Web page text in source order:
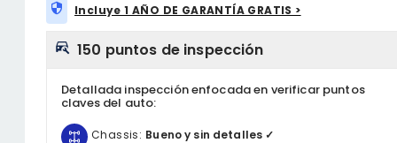
Incluye 1 AÑO DE GARANTÍA GRATIS >
150 puntos de inspección
Detallada inspección enfocada en verificar puntos
claves del auto:
Chassis: Bueno y sin detalles ✓